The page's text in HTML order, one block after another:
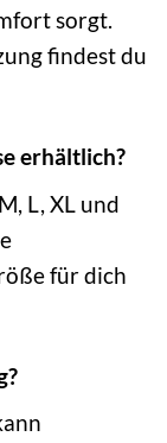
sorgt.
findest du
erhältlich?
L, XL und
für dich